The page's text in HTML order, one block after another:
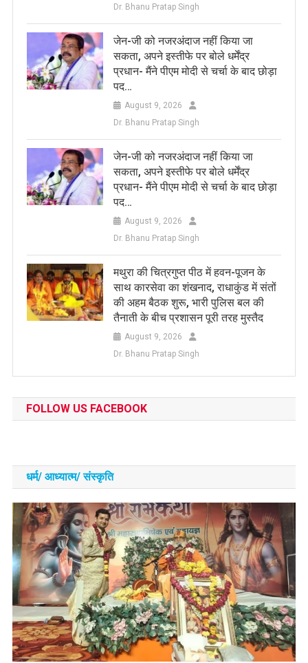
Dr. Bhanu Pratap Singh
जेन-जी को नजरअंदाज नहीं किया जा
सकता, अपने इस्तीफे पर बोले धर्मेंद्र
प्रधान- मैंने पीएम मोदी से चर्चा के बाद छोड़ा
पद…
August 9, 2026
Dr. Bhanu Pratap Singh
जेन-जी को नजरअंदाज नहीं किया जा
सकता, अपने इस्तीफे पर बोले धर्मेंद्र
प्रधान- मैंने पीएम मोदी से चर्चा के बाद छोड़ा
पद…
August 9, 2026
Dr. Bhanu Pratap Singh
मथुरा की चित्रगुप्त पीठ में हवन-पूजन के
साथ कारसेवा का शंखनाद, राधाकुंड में संतों
की अहम बैठक शुरू, भारी पुलिस बल की
तैनाती के बीच प्रशासन पूरी तरह मुस्तैद
August 9, 2026
Dr. Bhanu Pratap Singh
FOLLOW US FACEBOOK
धर्म/ आध्‍यात्‍म/ संस्‍कृति